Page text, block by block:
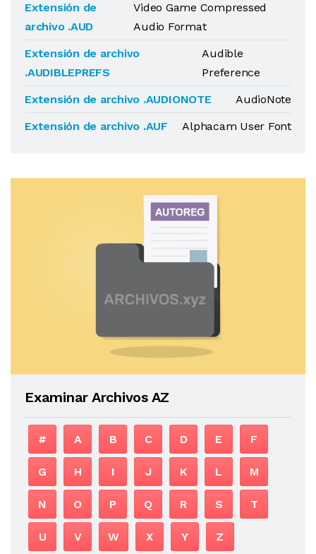
Extensión de
archivo .AUD
Video Game Compressed
Audio Format
Extensión de archivo
.AUDIBLEPREFS
Audible
Preference
Extensión de archivo .AUDIONOTE
AudioNote
Extensión de archivo .AUF
Alphacam User Font
Examinar Archivos AZ
# A B C D E F
G H I J K L M
N O P Q R S T
U V W X Y Z